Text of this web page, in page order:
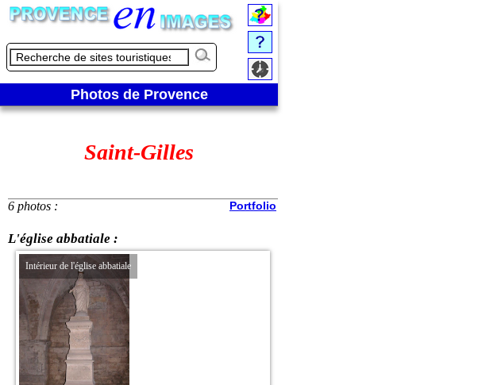
Photos de Provence
Saint-Gilles
6 photos : Portfolio
L'église abbatiale :
Intérieur de l'église abbatiale